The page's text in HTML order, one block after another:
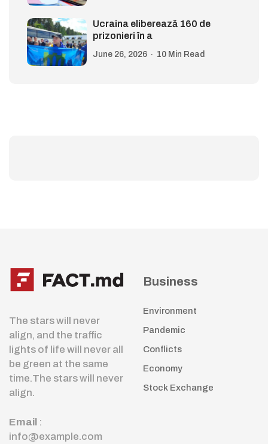
Ucraina eliberează 160 de
prizonieri în a
June 26, 2026 10 Min Read
The stars will never
align, and the traffic
lights of life will never all
be green at the same
time.The stars will never
align.
Email :
info@example.com
Business
Environment
Pandemic
Conflicts
Economy
Stock Exchange